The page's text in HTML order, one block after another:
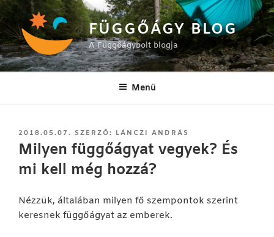
Tartalomhoz
FÜGGŐÁGY BLOG
A Függőágybolt blogja
Menü
BEKÜLDVE:
2018.05.07. SZERZŐ: LÁNCZI ANDRÁS
Milyen függőágyat vegyek? És
mi kell még hozzá?
Nézzük, általában milyen fő szempontok szerint
keresnek függőágyat az emberek.